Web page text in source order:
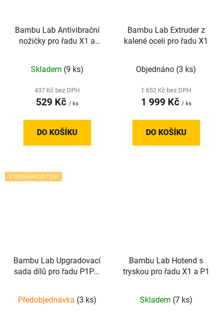
Bambu Lab Antivibrační
nožičky pro řadu X1 a
Skladem (9 ks)
437 Kč bez DPH
529 Kč / ks
DO KOŠÍKU
Bambu Lab Extruder z
kalené oceli pro řadu X1
Objednáno (3 ks)
1 652 Kč bez DPH
1 999 Kč / ks
DO KOŠÍKU
K ODESLÁNÍ DO 7 DNÍ
Bambu Lab Upgradovací
sada dílů pro řadu P1P a
Předobjednávka (3 ks)
Bambu Lab Hotend s
tryskou pro řadu X1 a P1
Skladem (7 ks)